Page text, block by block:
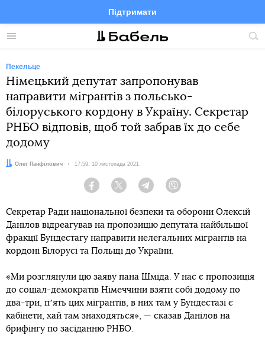
Меню
Підтримати
FacebookTelegramTwitter
Пекельце
Німецький депутат запропонував
направити мігрантів з польсько-
білоруського кордону в Україну. Секретар
РНБО відповів, щоб той забрав їх до себе
додому
Автор:
Олег Панфілович Дата:
17:59, 10 листопада 2021
Facebook Twitter Telegram
Секретар Ради національної безпеки та оборони Олексій
Данілов відреагував на пропозицію депутата найбільшої
фракції Бундестагу направити нелегальних мігрантів на
кордоні Білорусі та Польщі до України.
«Ми розглянули цю заяву пана Шміда. У нас є пропозиція
до соціал-демократів Німеччини взяти собі додому по
два-три, пʼять цих мігрантів, в них там у Бундестазі є
кабінети, хай там знаходяться», — сказав Данілов на
брифінгу по засіданню РНБО.